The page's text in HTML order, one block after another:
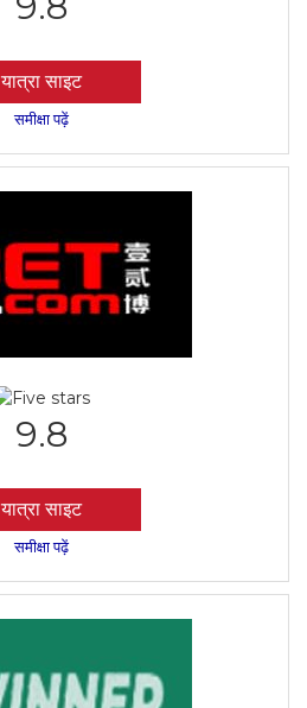
यात्रा साइट
समीक्षा पढ़ें
9.8
यात्रा साइट
समीक्षा पढ़ें